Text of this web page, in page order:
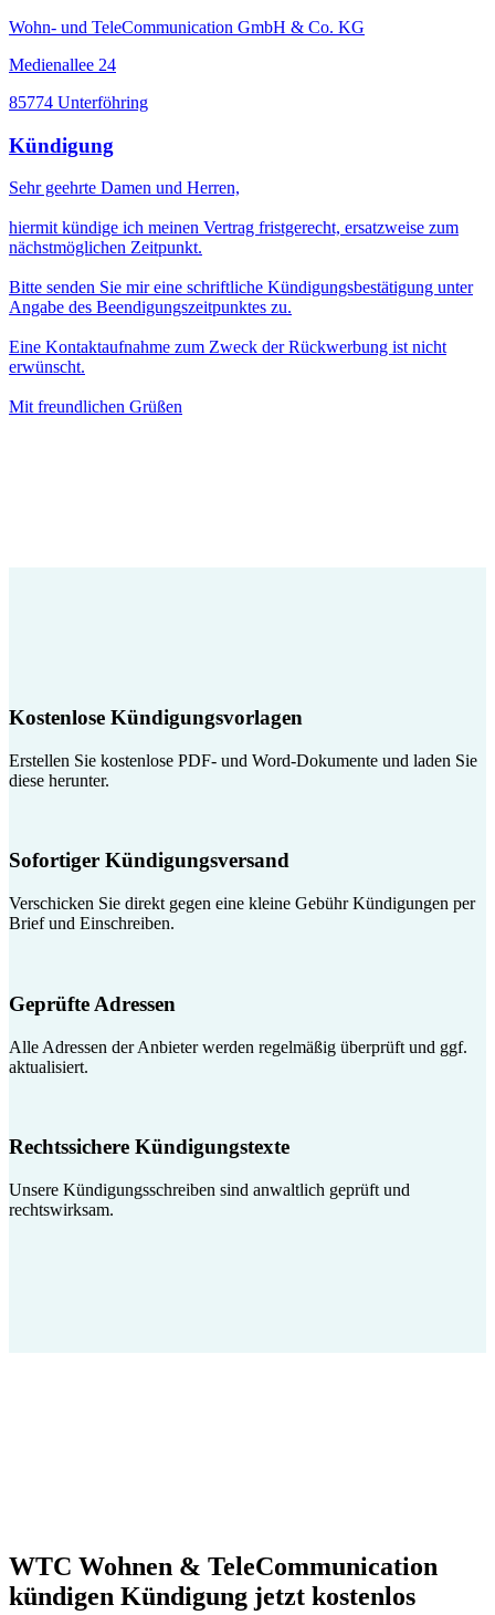
Wohn- und TeleCommunication GmbH & Co. KG
Medienallee 24
85774 Unterföhring
Kündigung
Sehr geehrte Damen und Herren,
hiermit kündige ich meinen Vertrag fristgerecht, ersatzweise zum
nächstmöglichen Zeitpunkt.
Bitte senden Sie mir eine schriftliche Kündigungsbestätigung unter
Angabe des Beendigungszeitpunktes zu.
Eine Kontaktaufnahme zum Zweck der Rückwerbung ist nicht
erwünscht.
Mit freundlichen Grüßen
Kostenlose Kündigungsvorlagen
Erstellen Sie kostenlose PDF- und Word-Dokumente und laden Sie
diese herunter.
Sofortiger Kündigungsversand
Verschicken Sie direkt gegen eine kleine Gebühr Kündigungen per
Brief und Einschreiben.
Geprüfte Adressen
Alle Adressen der Anbieter werden regelmäßig überprüft und ggf.
aktualisiert.
Rechtssichere Kündigungstexte
Unsere Kündigungsschreiben sind anwaltlich geprüft und
rechtswirksam.
WTC Wohnen & TeleCommunication
kündigen Kündigung jetzt kostenlos